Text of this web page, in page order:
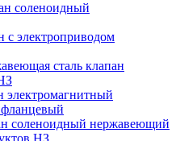
соленоидный
с электроприводом
сталь клапан
электромагнитный
соленоидный нержавеющий
НЗ